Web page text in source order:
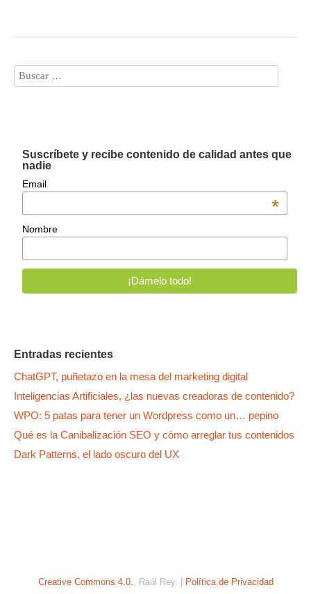
Suscríbete y recibe contenido de calidad antes que
nadie
Email
*
Nombre
Entradas recientes
ChatGPT, puñetazo en la mesa del marketing digital
Inteligencias Artificiales, ¿las nuevas creadoras de contenido?
WPO: 5 patas para tener un Wordpress como un… pepino
Qué es la Canibalización SEO y cómo arreglar tus contenidos
Dark Patterns, el lado oscuro del UX
Creative Commons 4.0. , Raúl Rey. | Política de Privacidad